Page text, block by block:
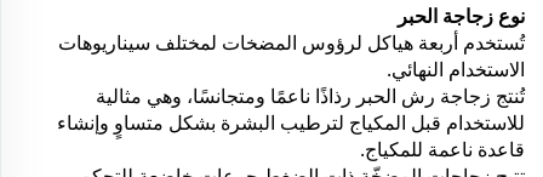
نوع زجاجة الحبر
تُستخدم أربعة هياكل لرؤوس المضخات لمختلف سيناريوهات
الاستخدام النهائي.
تُنتج زجاجة رش الحبر رذاذًا ناعمًا ومتجانسًا، وهي مثالية
للاستخدام قبل المكياج لترطيب البشرة بشكل متساوٍ وإنشاء
قاعدة ناعمة للمكياج.